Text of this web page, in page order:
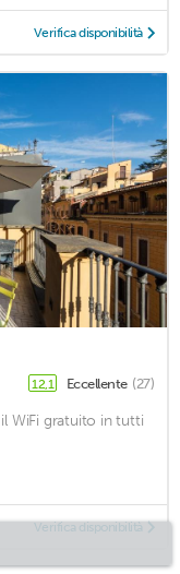
Verifica disponibilità
12,1 Eccellente (27)
WiFi gratuito in tutti
Verifica disponibilità